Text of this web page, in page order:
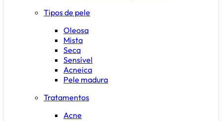
Tipos de pele
Oleosa
Mista
Seca
Sensível
Acneica
Pele madura
Tratamentos
Acne